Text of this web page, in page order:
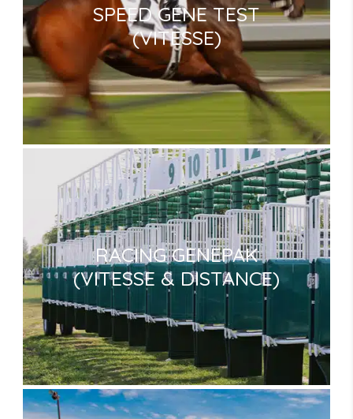
SPEED GENE TEST
(VITESSE)
RACING GENEPAK
(VITESSE & DISTANCE)